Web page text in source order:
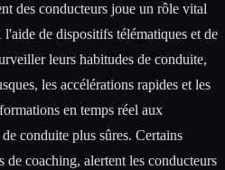
des conducteurs joue un rôle vital
de dispositifs télématiques et de
leurs habitudes de conduite,
les accélérations rapides et les
en temps réel aux
conduite plus sûres. Certains
de coaching, alertent les conducteurs